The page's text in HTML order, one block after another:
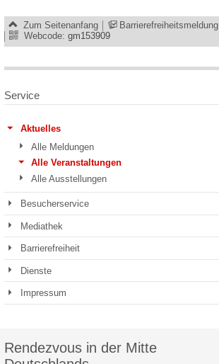
Zum Seitenanfang Barrierefreiheitsmeldung
Webcode: gm153909
Service
Aktuelles
Alle Meldungen
Alle Veranstaltungen
Alle Ausstellungen
Besucherservice
Mediathek
Barrierefreiheit
Dienste
Impressum
Rendezvous in der Mitte